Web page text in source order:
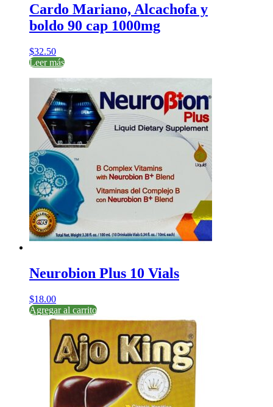
Cardo Mariano, Alcachofa y
boldo 90 cap 1000mg
$32.50
Leer más
Neurobion Plus 10 Vials
$18.00
Agregar al carrito